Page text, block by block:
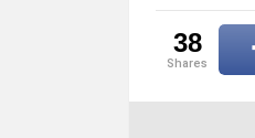
38
shares